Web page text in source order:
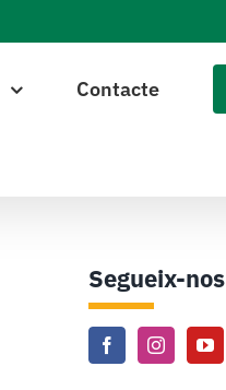
Contacte
Segueix-nos